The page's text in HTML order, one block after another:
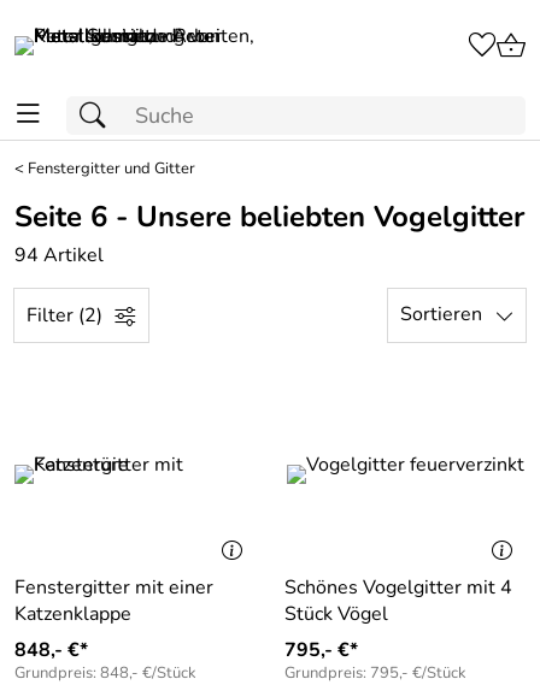
< Fenstergitter und Gitter
Seite 6 - Unsere beliebten Vogelgitter
94 Artikel
Filter (2) Sortieren
Fenstergitter mit einer
Katzenklappe
848,- €*
Grundpreis: 848,- €/Stück
Schönes Vogelgitter mit 4
Stück Vögel
795,- €*
Grundpreis: 795,- €/Stück